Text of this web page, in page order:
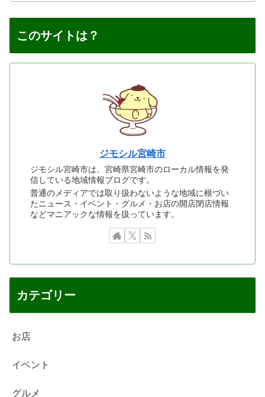
このサイトは？
ジモシル宮崎市
ジモシル宮崎市は、宮崎県宮崎市のローカル情報を発
信している地域情報ブログです。
普通のメディアでは取り扱わないような地域に根づい
たニュース・イベント・グルメ・お店の開店閉店情報
などマニアックな情報を扱っています。
カテゴリー
お店
イベント
グルメ